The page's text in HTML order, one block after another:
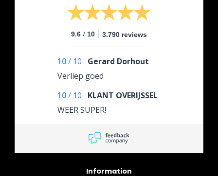
9.6 / 10 3.790 reviews
10/ 10
Gerard Dorhout
Verliep goed
10/ 10
KLANT OVERIJSSEL
WEER SUPER!
Information